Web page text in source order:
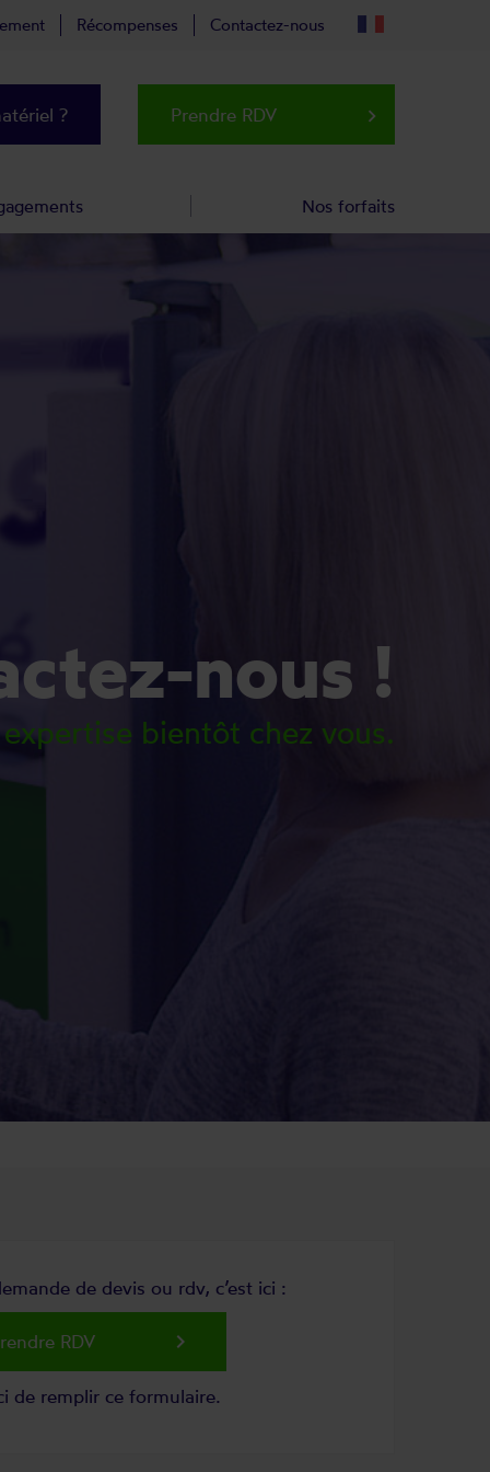
nous !
bientôt chez vous.
de devis ou rdv, c’est ici :
RDV keyboard_arrow_right
de remplir ce formulaire.
Récompenses Contactez-nous
? Prendre RDV keyboard_arrow_right
Nos forfaits